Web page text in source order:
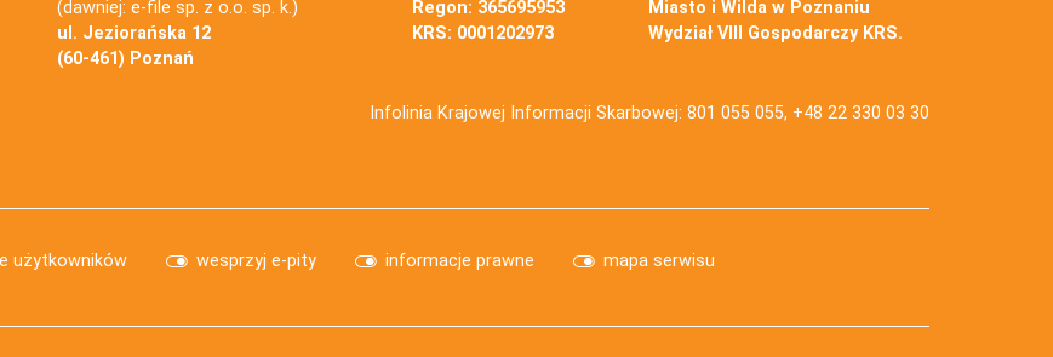
(dawniej: e-file sp. z o.o. sp. k.)
ul. Jeziorańska 12
(60-461) Poznań
Regon: 365695953
KRS: 0001202973
Miasto i Wilda w Poznaniu
Wydział VIII Gospodarczy KRS.
Infolinia Krajowej Informacji Skarbowej: 801 055 055, +48 22 330 03 30
użytkowników wesprzyj e-pity informacje prawne mapa serwisu